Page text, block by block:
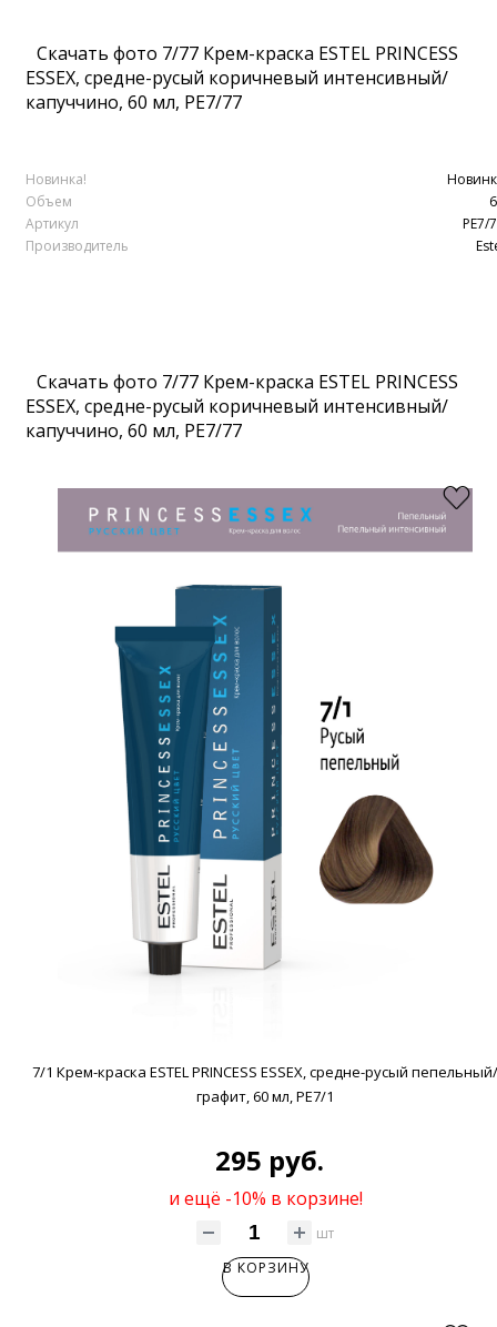
Скачать фото 7/77 Крем-краска ESTEL PRINCESS
ESSEX, средне-русый коричневый интенсивный/
капуччино, 60 мл, PE7/77
Новинка!
Объем
Артикул
PE7/
Производитель
Скачать фото 7/77 Крем-краска ESTEL PRINCESS
ESSEX, средне-русый коричневый интенсивный/
капуччино, 60 мл, PE7/77
7/1 Крем-краска ESTEL PRINCESS ESSEX, средне-русый пепельный/
графит, 60 мл, PE7/1
295 руб.
и ещё -10% в корзине!
шт
В КОРЗИНУ